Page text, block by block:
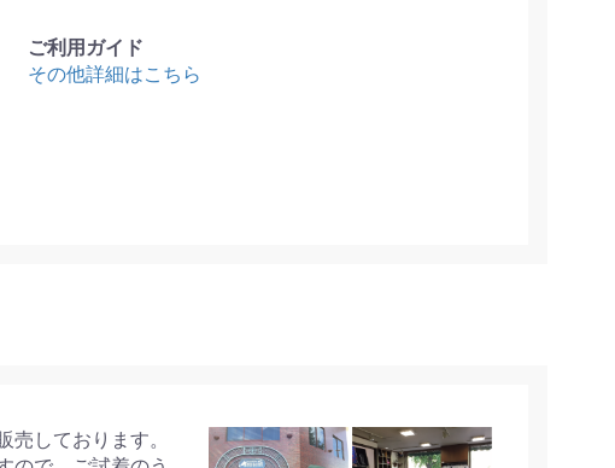
ご利用ガイド
その他詳細はこちら
しております。